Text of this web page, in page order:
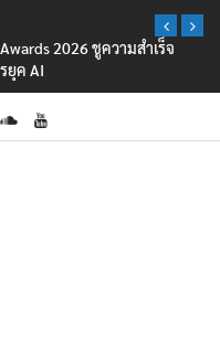
2026 ชูความสำเร็จ
ยุค AI